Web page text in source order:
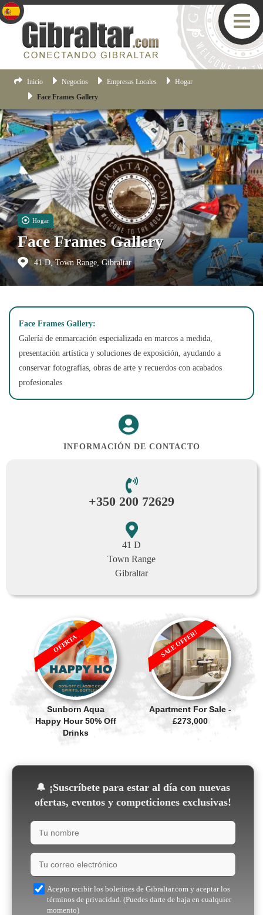
Inicio Negocios Empresas Locales
Hogar
Face Frames Gallery
Hogar
Face Frames Gallery
41 D, Town Range, Gibraltar
Face Frames Gallery:
Galería de enmarcación especializada en marcos a medida,
presentación artística y soluciones de exposición, ayudando a
conservar fotografías, obras de arte y recuerdos con acabados
profesionales
INFORMACIÓN DE CONTACTO
+350 200 72629
41 D
Town Range
Gibraltar
Sunborn Aqua
Happy Hour 50% Off
Drinks
OFERTA
Apartment For Sale -
£273,000
SALE OFFER!
🔔 ¡Suscríbete para estar al día con nuevas
ofertas, eventos y competiciones exclusivas!
Acepto recibir los boletines de Gibraltar.com y aceptar los
términos de privacidad. (Puedes darte de baja en cualquier
momento)